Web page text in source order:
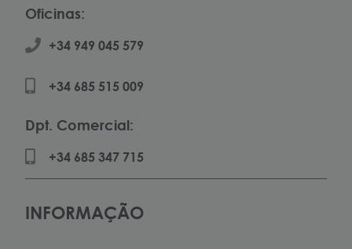
Oficinas:
+34 949 045 579
+34 685 515 009
Dpt. Comercial:
+34 685 347 715
INFORMAÇÃO